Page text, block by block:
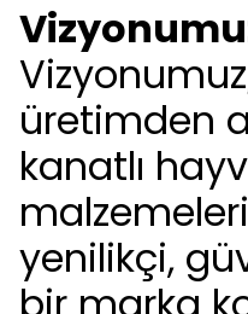
üretimden
kanatlı
yenilikçi,